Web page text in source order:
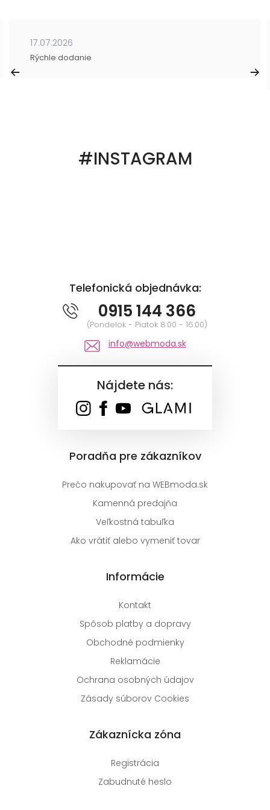
17.07.2026
Rýchle dodanie
#INSTAGRAM
Telefonická objednávka:
0915 144 366
(Pondelok - Piatok 8:00 - 16:00)
info@webmoda.sk
Nájdete nás:
Poradňa pre zákazníkov
Prečo nakupovať na WEBmoda.sk
Kamenná predajňa
Veľkostná tabuľka
Ako vrátiť alebo vymeniť tovar
Informácie
Kontakt
Spôsob platby a dopravy
Obchodné podmienky
Reklamácie
Ochrana osobných údajov
Zásady súborov Cookies
Zákaznícka zóna
Registrácia
Zabudnuté heslo